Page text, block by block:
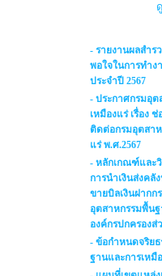
- รายงานผลสำ
พอใจในการทำง
ประจำปี 2567
- ประกาศกรมอุ
เหมืองแร่ เรื่อง
ติดต่อกรมอุตสา
แร่ พ.ศ.2567
- หลักเกณฑ์และ
การนำเงินส่งคลั
ขายบิลเงินฝากก
อุตสาหกรรมพื้น
องค์กรปกครองส่
- ข้อกำหนดจริย
ฐานและการเหมื